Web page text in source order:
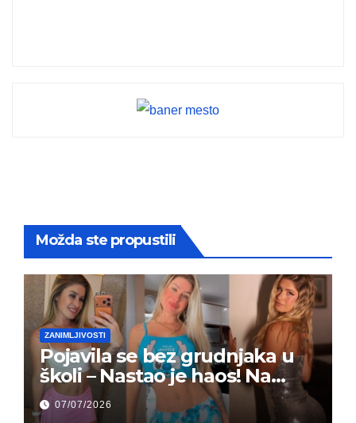
Možda ste propustili
ZANIMLJIVOSTI
Pojavila se bez grudnjaka u
školi – Nastao je haos! Na
grupi je majke napale (FOTO)
07/07/2026